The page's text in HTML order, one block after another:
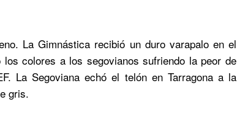
La Gimnástica recibió un duro varapalo en el
colores a los segovianos sufriendo la peor de
La Segoviana echó el telón en Tarragona a la
gris.